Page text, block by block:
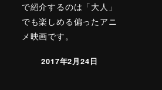
で紹介するのは「大人」
でも楽しめる偏ったアニ
メ映画です。
2017年2月24日